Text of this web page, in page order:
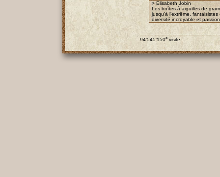
> Elisabeth Jobin
Les boîtes à aiguilles de
jusqu’à l’extrême,
diversité incroyable et
94'545'150e visite